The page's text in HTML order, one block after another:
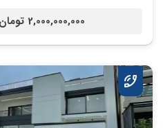
2,000,000,000 تومان /